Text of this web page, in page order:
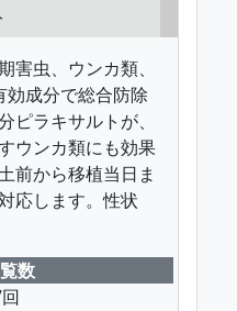
害虫、ウンカ類、
成分で総合防除
ピラキサルトが、
ウンカ類にも効果
前から移植当日ま
応します。性状
数